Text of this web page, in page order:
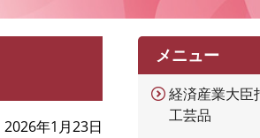
2026年1月23日
メニュー
経済産業大臣
工芸品